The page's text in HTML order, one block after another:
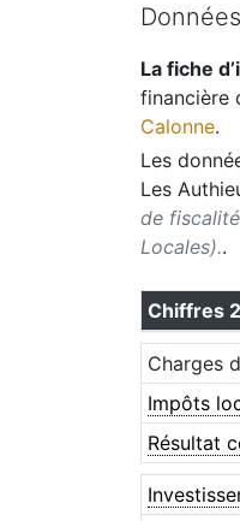
La fiche
financière
Calonne.
Les
Les
de
Locales)..
Chiffres
Charges
Impôts
Résultat